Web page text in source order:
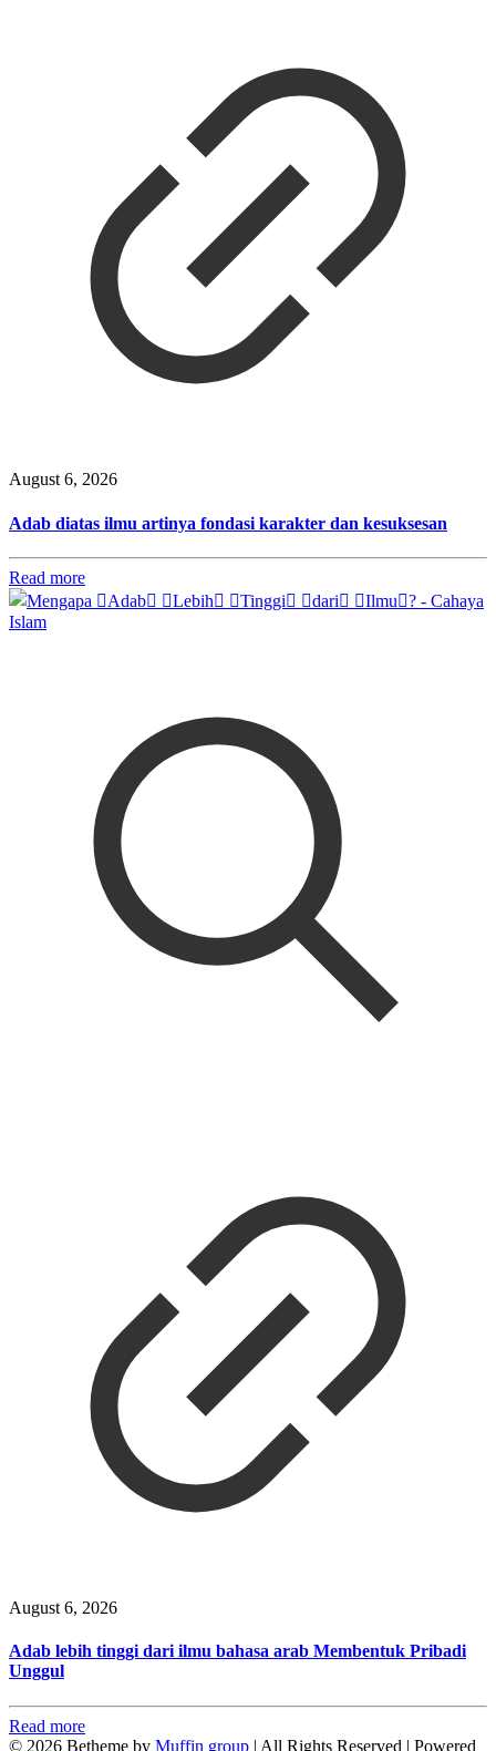
August 6, 2026
Adab diatas ilmu artinya fondasi karakter dan kesuksesan
Read more
August 6, 2026
Adab lebih tinggi dari ilmu bahasa arab Membentuk Pribadi
Unggul
Read more
© 2026 Betheme by Muffin group | All Rights Reserved | Powered